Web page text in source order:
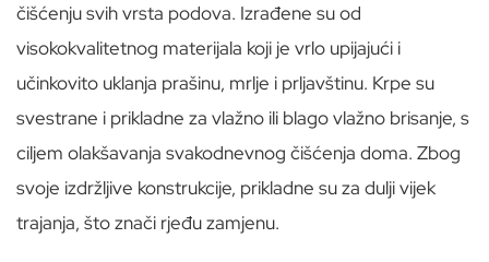
čišćenju svih vrsta podova. Izrađene su od
visokokvalitetnog materijala koji je vrlo upijajući i
učinkovito uklanja prašinu, mrlje i prljavštinu. Krpe su
svestrane i prikladne za vlažno ili blago vlažno brisanje, s
ciljem olakšavanja svakodnevnog čišćenja doma. Zbog
svoje izdržljive konstrukcije, prikladne su za dulji vijek
trajanja, što znači rjeđu zamjenu.